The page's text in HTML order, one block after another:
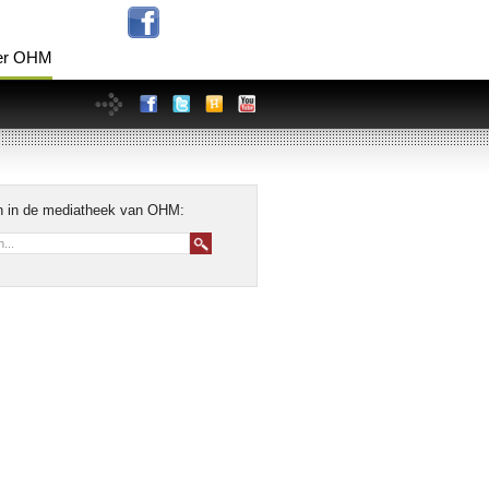
OHM
in de mediatheek van OHM: